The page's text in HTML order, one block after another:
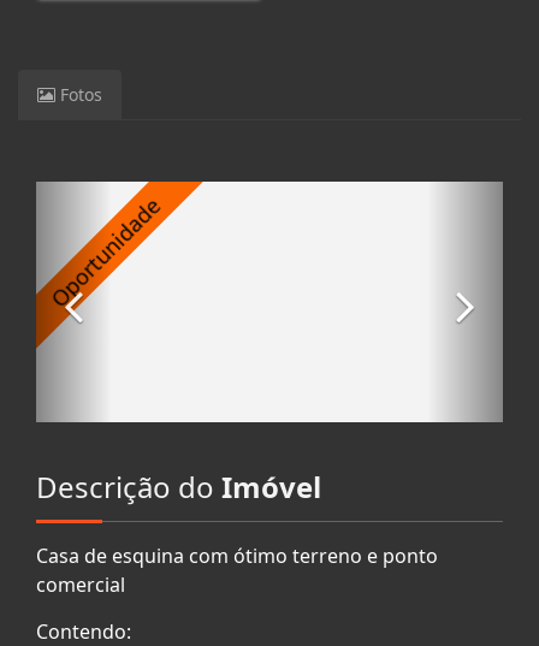
Fotos
Descrição do Imóvel
Casa de esquina com ótimo terreno e ponto
comercial
Contendo: